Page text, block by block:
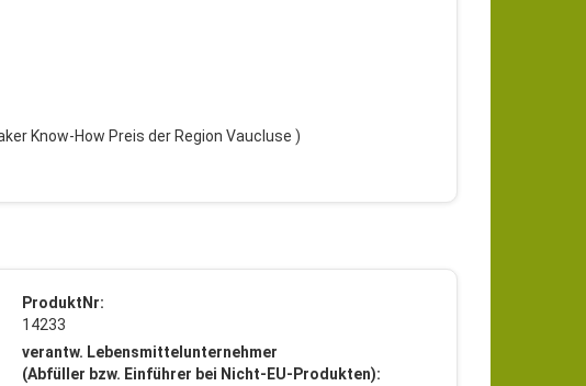
Know-How Preis der Region Vaucluse )
ProduktNr:
14233
verantw. Lebensmittelunternehmer
(Abfüller bzw. Einführer bei Nicht-EU-Produkten):